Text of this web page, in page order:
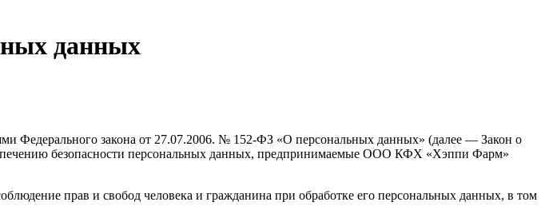
данных
Федерального закона от 27.07.2006. № 152-ФЗ «О персональных данных» (далее — Закон о
безопасности персональных данных, предпринимаемые ООО КФХ «Хэппи Фарм»
прав и свобод человека и гражданина при обработке его персональных данных, в том